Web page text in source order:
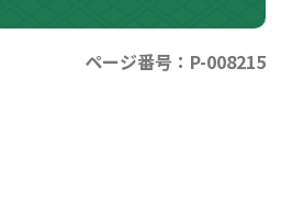
ページ番号：P-008215